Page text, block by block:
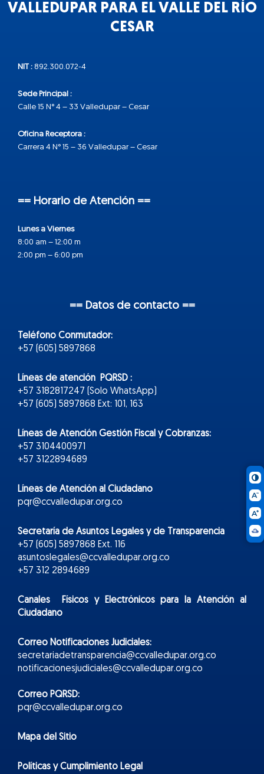
VALLEDUPAR PARA EL VALLE DEL RÍO
CESAR
NIT : 892.300.072-4
Sede Principal :
Calle 15 N° 4 – 33 Valledupar – Cesar
Oficina Receptora :
Carrera 4 N° 15 – 36 Valledupar – Cesar
== Horario de Atención ==
Lunes a Viernes
8:00 am – 12:00 m
2:00 pm – 6:00 pm
== Datos de contacto ==
Teléfono Conmutador:
+57 (605) 5897868
Líneas de atención PQRSD :
+57 3182817247 (Solo WhatsApp)
+57 (605) 5897868 Ext: 101, 163
Líneas de Atención Gestión Fiscal y Cobranzas:
+57 3104400971
+57 3122894689
Líneas de Atención al Ciudadano
pqr@ccvalledupar.org.co
Secretaría de Asuntos Legales y de Transparencia
+57 (605) 5897868 Ext. 116
asuntoslegales@ccvalledupar.org.co
+57 312 2894689
Canales Físicos yElectrónicospara la Atención al
Ciudadano
Correo Notificaciones Judiciales:
secretariadetransparencia@ccvalledupar.org.co
notificacionesjudiciales@ccvalledupar.org.co
Correo PQRSD:
pqr@ccvalledupar.org.co
Mapa del Sitio
Políticas y Cumplimiento Legal